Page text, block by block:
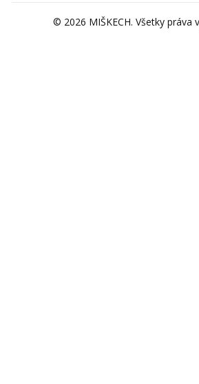
© 2026 MIŠKECH. Všetky práva